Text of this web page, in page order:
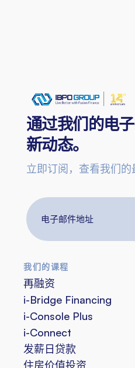
通过我们的电
新动态。
立即订阅，查看我们的
邮
地
址
我们的课程
再融资
i-Bridge Financing
i-Console Plus
i-Connect
发薪日贷款
住房价值投资